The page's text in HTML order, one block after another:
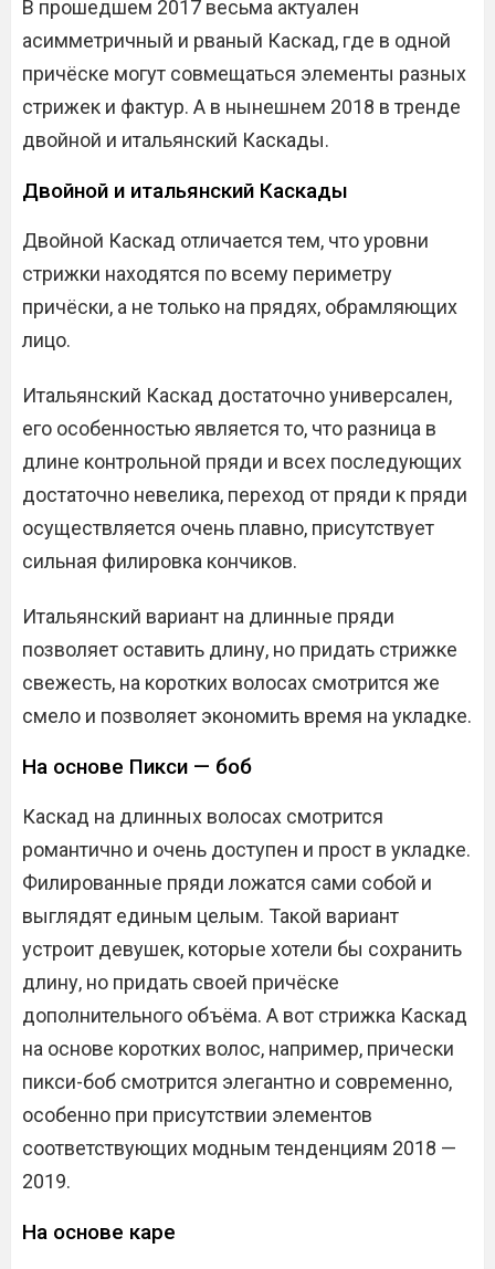
В прошедшем 2017 весьма актуален
асимметричный и рваный Каскад, где в одной
причёске могут совмещаться элементы разных
стрижек и фактур. А в нынешнем 2018 в тренде
двойной и итальянский Каскады.
Двойной и итальянский Каскады
Двойной Каскад отличается тем, что уровни
стрижки находятся по всему периметру
причёски, а не только на прядях, обрамляющих
лицо.
Итальянский Каскад достаточно универсален,
его особенностью является то, что разница в
длине контрольной пряди и всех последующих
достаточно невелика, переход от пряди к пряди
осуществляется очень плавно, присутствует
сильная филировка кончиков.
Итальянский вариант на длинные пряди
позволяет оставить длину, но придать стрижке
свежесть, на коротких волосах смотрится же
смело и позволяет экономить время на укладке.
На основе Пикси — боб
Каскад на длинных волосах смотрится
романтично и очень доступен и прост в укладке.
Филированные пряди ложатся сами собой и
выглядят единым целым. Такой вариант
устроит девушек, которые хотели бы сохранить
длину, но придать своей причёске
дополнительного объёма. А вот стрижка Каскад
на основе коротких волос, например, прически
пикси-боб смотрится элегантно и современно,
особенно при присутствии элементов
соответствующих модным тенденциям 2018 —
2019.
На основе каре